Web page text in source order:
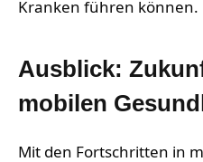
Kranken führen können.
Ausblick:
mobilen
Mit den Fortschritten in